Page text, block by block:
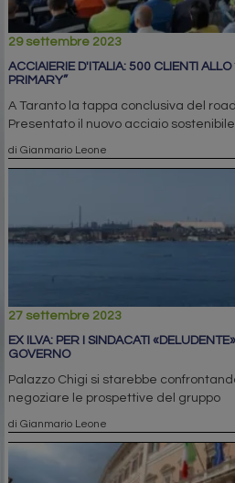
29 settembre 2023
ACCIAIERIE D'ITALIA: 500 CLIENTI ALLO
PRIMARY”
A Taranto la tappa conclusiva del
Presentato il nuovo acciaio
di Gianmario Leone
27 settembre 2023
EX ILVA: PER I SINDACATI
GOVERNO
Palazzo Chigi si starebbe
negoziare le prospettive del gruppo
di Gianmario Leone